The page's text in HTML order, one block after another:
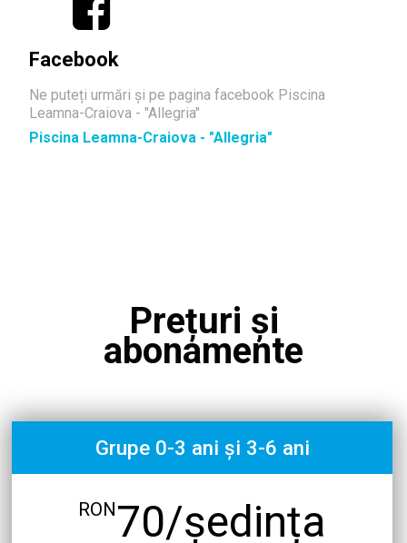
Facebook
Ne puteți urmări și pe pagina facebook Piscina
Leamna-Craiova - "Allegria"
Piscina Leamna-Craiova - "Allegria"
Prețuri și
abonamente
Grupe 0-3 ani și 3-6 ani
RON70/ședința